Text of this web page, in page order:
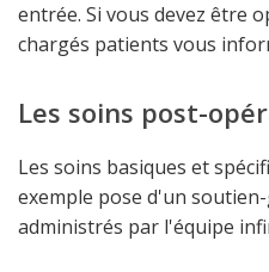
entrée. Si vous devez être
chargés patients vous
Les soins post-
Les soins basiques et
exemple pose d'un
administrés par l'équipe